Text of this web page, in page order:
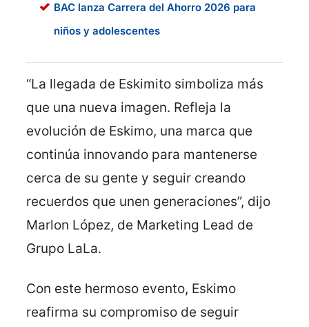
BAC lanza Carrera del Ahorro 2026 para
niños y adolescentes
“La llegada de Eskimito simboliza más
que una nueva imagen. Refleja la
evolución de Eskimo, una marca que
continúa innovando para mantenerse
cerca de su gente y seguir creando
recuerdos que unen generaciones”, dijo
Marlon López, de Marketing Lead de
Grupo LaLa.
Con este hermoso evento, Eskimo
reafirma su compromiso de seguir